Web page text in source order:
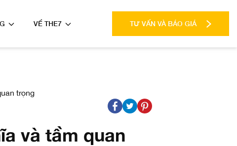
VỀ THE7 TƯ VẤN VÀ BÁO GIÁ
trọng
và tầm quan